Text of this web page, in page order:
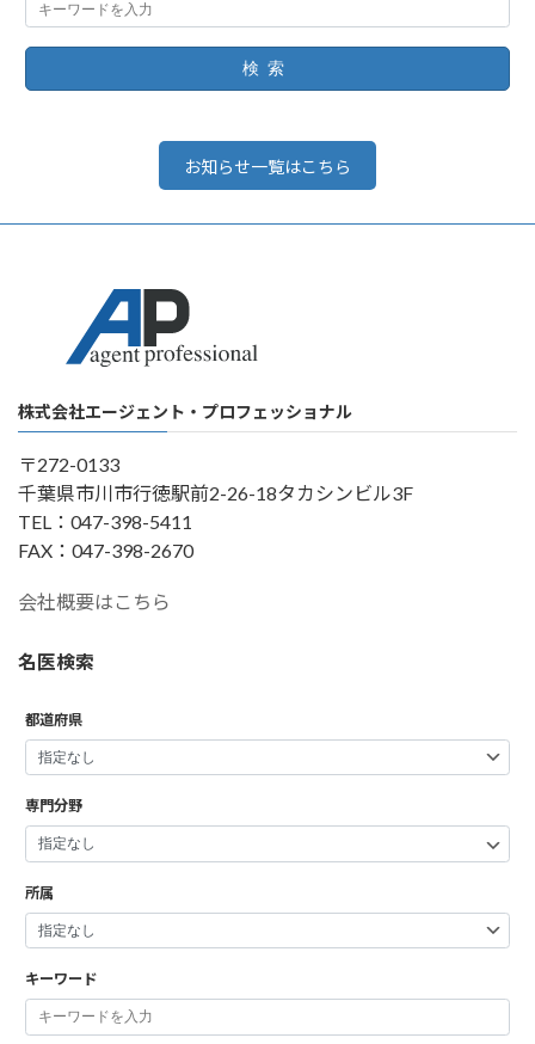
検索
お知らせ一覧はこちら
株式会社エージェント・プロフェッショナル
〒272-0133
千葉県市川市行徳駅前2-26-18タカシンビル3F
TEL：047-398-5411
FAX：047-398-2670
会社概要はこちら
名医検索
都道府県
専門分野
所属
キーワード